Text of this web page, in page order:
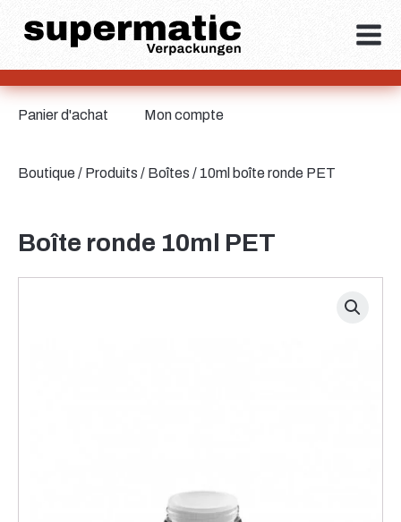
Boutique/ Produits / Boîtes / 10ml boîte ronde PET
Panier d'achat Mon compte
Boîte ronde 10ml PET